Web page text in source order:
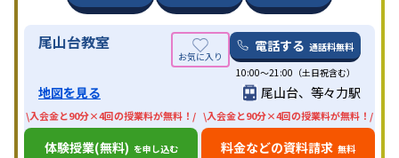
尾山台教室 電話する 通話料無料
10:00〜21:00（土日祝含む）
地図を見る 尾山台、等々力駅
\入会金と90分×4回の授業料が無料！/
体験授業(無料) を申し込む
\入会金と90分×4回の授業料が無料！/
料金などの資料請求 無料